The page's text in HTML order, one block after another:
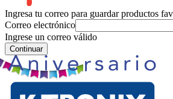
Ingresa tu correo para guardar productos
Correo electrónico
Ingrese un correo válido
Continuar